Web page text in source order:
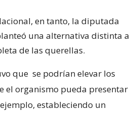
en tanto, la diputada
una alternativa distinta a
de las querellas.
que se podrían elevar los
el organismo pueda presentar
estableciendo un